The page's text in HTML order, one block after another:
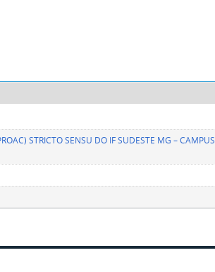
STRICTO SENSU DO IF SUDESTE MG – CAMPUS